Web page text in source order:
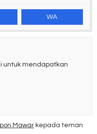
WA
untuk mendapatkan
Mawar kepada teman